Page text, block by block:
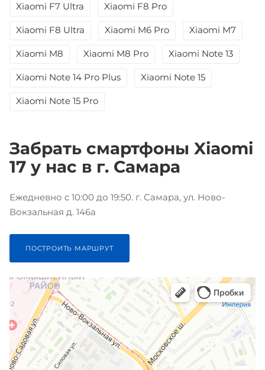
Xiaomi F7 Ultra Xiaomi F8 Pro
Xiaomi F8 Ultra Xiaomi M6 Pro Xiaomi M7
Xiaomi M8 Xiaomi M8 Pro Xiaomi Note 13
Xiaomi Note 14 Pro Plus Xiaomi Note 15
Xiaomi Note 15 Pro
Забрать смартфоны Xiaomi
17 у нас в г. Самара
Ежедневно с 10:00 до 19:50. г. Самара, ул. Ново-
Вокзальная д. 146а
ПОСТРОИТЬ МАРШРУТ